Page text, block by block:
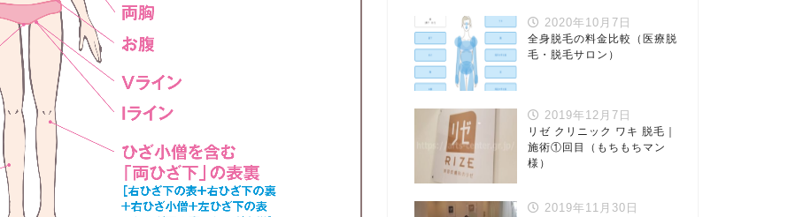
2020年10月7日
全身脱毛の料金比較（医療脱
毛・脱毛サロン）
2019年12月7日
リゼ クリニック ワキ 脱毛｜
施術①回目（もちもちマン
様）
2019年11月30日